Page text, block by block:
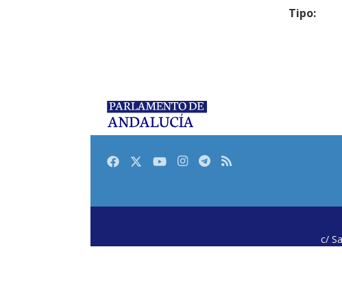
Tipo:
FacebookTwitterYoutubeInstagram
Telegram
RSS
c/